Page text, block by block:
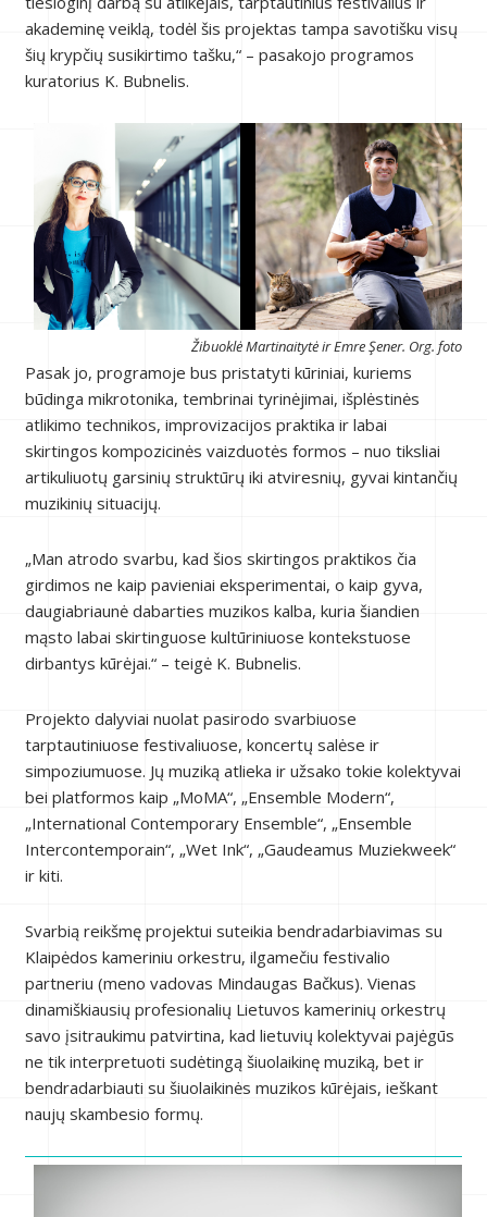
akademinę veiklą, todėl šis projektas tampa savotišku visų
šių krypčių susikirtimo tašku,“ – pasakojo programos
kuratorius K. Bubnelis.
Žibuoklė Martinaitytė ir Emre Şener. Org. foto
Pasak jo, programoje bus pristatyti kūriniai, kuriems
būdinga mikrotonika, tembrinai tyrinėjimai, išplėstinės
atlikimo technikos, improvizacijos praktika ir labai
skirtingos kompozicinės vaizduotės formos – nuo tiksliai
artikuliuotų garsinių struktūrų iki atviresnių, gyvai kintančių
muzikinių situacijų.
„Man atrodo svarbu, kad šios skirtingos praktikos čia
girdimos ne kaip pavieniai eksperimentai, o kaip gyva,
daugiabriaunė dabarties muzikos kalba, kuria šiandien
mąsto labai skirtinguose kultūriniuose kontekstuose
dirbantys kūrėjai.“ – teigė K. Bubnelis.
Projekto dalyviai nuolat pasirodo svarbiuose
tarptautiniuose festivaliuose, koncertų salėse ir
simpoziumuose. Jų muziką atlieka ir užsako tokie kolektyvai
bei platformos kaip „MoMA“, „Ensemble Modern“,
„International Contemporary Ensemble“, „Ensemble
Intercontemporain“, „Wet Ink“, „Gaudeamus Muziekweek“
ir kiti.
Svarbią reikšmę projektui suteikia bendradarbiavimas su
Klaipėdos kameriniu orkestru, ilgamečiu festivalio
partneriu (meno vadovas Mindaugas Bačkus). Vienas
dinamiškiausių profesionalių Lietuvos kamerinių orkestrų
savo įsitraukimu patvirtina, kad lietuvių kolektyvai pajėgūs
ne tik interpretuoti sudėtingą šiuolaikinę muziką, bet ir
bendradarbiauti su šiuolaikinės muzikos kūrėjais, ieškant
naujų skambesio formų.